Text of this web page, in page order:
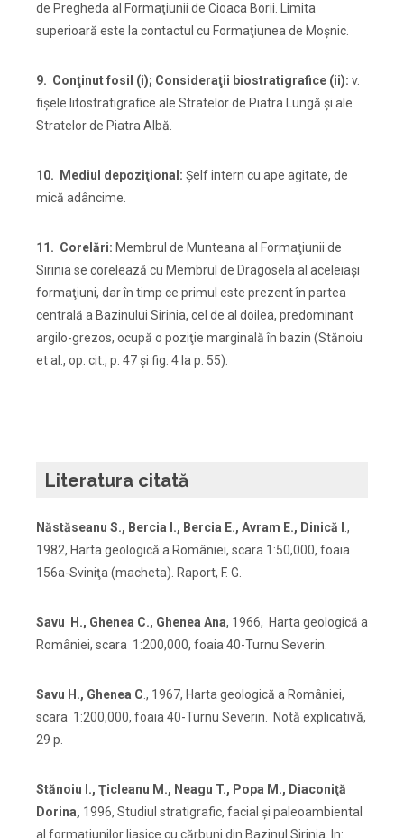
de Pregheda al Formaţiunii de Cioaca Borii. Limita
superioară este la contactul cu Formaţiunea de Moşnic.
9. Conţinut fosil (i); Consideraţii biostratigrafice (ii): v.
fişele litostratigrafice ale Stratelor de Piatra Lungă şi ale
Stratelor de Piatra Albă.
10. Mediul depoziţional: Şelf intern cu ape agitate, de
mică adâncime.
11. Corelări: Membrul de Munteana al Formaţiunii de
Sirinia se corelează cu Membrul de Dragosela al aceleiaşi
formaţiuni, dar în timp ce primul este prezent în partea
centrală a Bazinului Sirinia, cel de al doilea, predominant
argilo-grezos, ocupă o poziţie marginală în bazin (Stănoiu
et al., op. cit., p. 47 şi fig. 4 la p. 55).
Literatura citată
Năstăseanu S., Bercia I., Bercia E., Avram E., Dinică I .,
1982, Harta geologică a României, scara 1:50,000, foaia
156a-Sviniţa (macheta). Raport, F. G.
Savu H., Ghenea C., Ghenea Ana, 1966, Harta geologică a
României, scara 1:200,000, foaia 40-Turnu Severin.
Savu H., Ghenea C., 1967, Harta geologică a României,
scara 1:200,000, foaia 40-Turnu Severin. Notă explicativă,
29 p.
Stănoiu I., Ţicleanu M., Neagu T., Popa M., Diaconiţă
Dorina, 1996, Studiul stratigrafic, facial şi paleoambiental
al formaţiunilor liasice cu cărbuni din Bazinul Sirinia. In: